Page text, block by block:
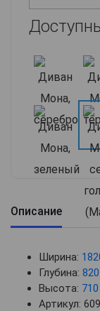
Описание
Ширина:
Глубина: 820
Высота: 710
Артикул: